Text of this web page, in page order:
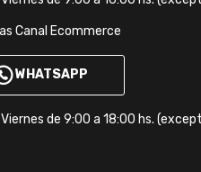
Canal Ecommerce
WHATSAPP
Viernes de 9:00 a 18:00 hs.